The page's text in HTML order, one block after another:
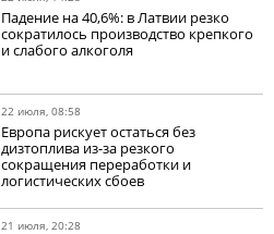
Падение на 40,6%: в Латвии резко
сократилось производство крепкого
и слабого алкоголя
22 июля, 08:58
Европа рискует остаться без
дизтоплива из-за резкого
сокращения переработки и
логистических сбоев
21 июля, 20:28